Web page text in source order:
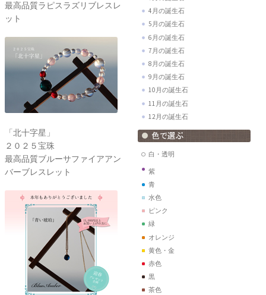
最高品質ラピスラズリブレスレ
ット
「北十字星」
２０２５宝珠
最高品質ブルーサファイアアン
バーブレスレット
4月の誕生石
5月の誕生石
6月の誕生石
7月の誕生石
8月の誕生石
9月の誕生石
10月の誕生石
11月の誕生石
12月の誕生石
白・透明
紫
青
水色
ピンク
緑
オレンジ
黄色・金
赤色
黒
茶色